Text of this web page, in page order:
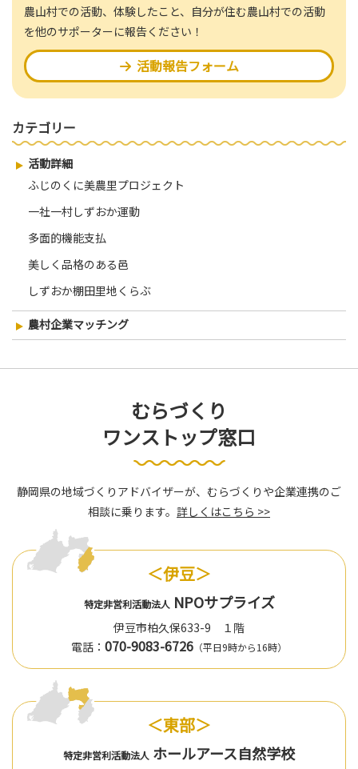
農山村での活動、体験したこと、自分が住む農山村での活動
を他のサポーターに報告ください！
活動報告フォーム
カテゴリー
活動詳細
ふじのくに美農里プロジェクト
一社一村しずおか運動
多面的機能支払
美しく品格のある邑
しずおか棚田里地くらぶ
農村企業マッチング
むらづくり
ワンストップ窓口
静岡県の地域づくりアドバイザーが、むらづくりや企業連携のご
相談に乗ります。 詳しくはこちら >>
＜伊豆＞
特定非営利活動法人 NPOサプライズ
伊豆市柏久保633-9 １階
電話： 070-9083-6726 （平日9時から16時）
＜東部＞
特定非営利活動法人 ホールアース自然学校